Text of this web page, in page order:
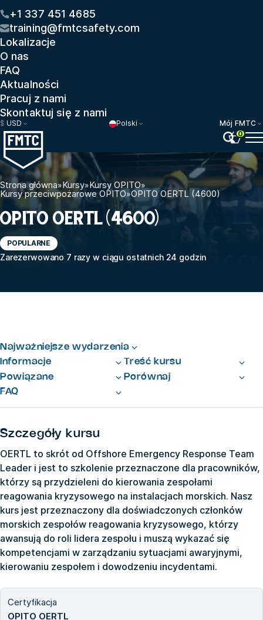
+1 337 451 4685
training@fmtcsafety.com
Lokalizacje
O nas
FAQ
Aktualności
Pracuj z nami
Skontaktuj się z nami
$ USD Polski
Mój FMTC
0
Strona główna»Kursy»Kursy OPITO»
Kursy przeciwpożarowe OPITO»OPITO OERTL (4600)
OPITO OERTL (4600)
POPULARNE
Zarezerwowano 7 razy w ciągu ostatnich 24 godzin
Najważniejsze wydarzenia
Informacje
Treść kursu
Powiązane
Porównaj
FAQ
Szczegóły kursu
OERTL to skrót od Offshore Emergency Response Team
Leader i jest to szkolenie przeznaczone dla pracowników,
którzy są przydzieleni do kierowania zespołami
reagowania kryzysowego na instalacjach morskich. Nasz
kurs jest przeznaczony dla doświadczonych członków
morskich zespołów reagowania kryzysowego, którzy
awansują do roli lidera zespołu i muszą wykazać się
kompetencjami w zarządzaniu sytuacjami awaryjnymi,
kierowaniu zespołem i dowodzeniu incydentami.
Certyfikacja
OPITO OERTL